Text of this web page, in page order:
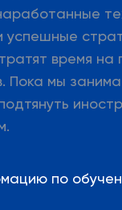
время на
Пока мы
по